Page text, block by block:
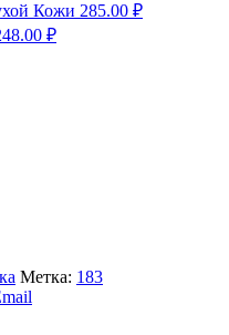
Кожи 285.00 ₽
₽
Метка: 183